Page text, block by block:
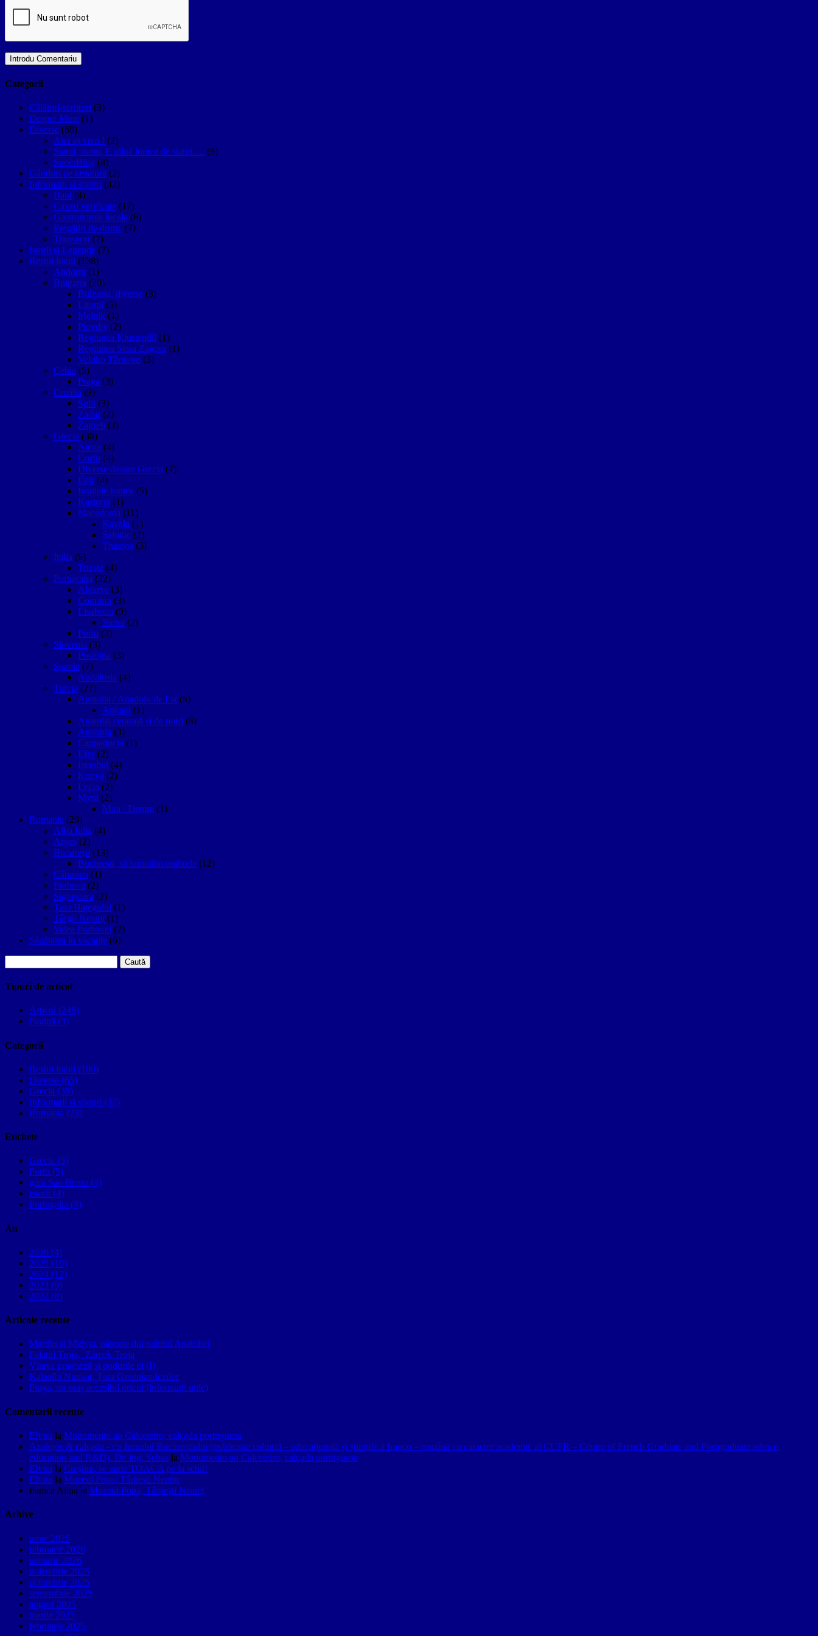
Categorii
Călători-scriitori (3)
Despre Mine (1)
Diverse (69)
Aici aș vrea ! (2)
Statui, statui, E plină lumea de statui…. (9)
SuperBlog (8)
Gânduri pe tastatură (2)
Informatii si sfaturi (42)
Bani (4)
Cazari verificate (17)
Gastronomie locala (6)
Pregătiri de drum. (7)
Transport (7)
Istorii si Legende (7)
Restul lumii (138)
Andorra (1)
Bulgaria (20)
Bulgaria, diverse (3)
Litoral (5)
Melnik (1)
Plovdiv (2)
Regiunea Kiustendil (1)
Regiunea Stara Zagora (1)
Vekiko Târnovo (3)
Cehia (5)
Praga (3)
Croatia (9)
Split (3)
Zadar (2)
Zagreb (3)
Grecia (38)
Atena (4)
Corfu (4)
Diverse despre Grecia (7)
Epir (4)
Insulele Ionice (5)
Kastoria (1)
Macedonia (11)
Kavala (1)
Salonic (2)
Thassos (3)
Italia (6)
Trieste (4)
Portugalia (22)
Algarve (3)
Coimbra (3)
Lisabona (9)
Sintra (2)
Porto (3)
Slovenia (3)
Postojna (3)
Spania (7)
Andalusia (4)
Turcia (27)
Anatolia / Anadolu de Est (5)
Ankara (1)
Anatolia centrală și de nord (6)
Antiohia (3)
Cappadocia (1)
Efes (2)
Istanbul (4)
Konya (2)
Lycia (2)
Myra (2)
Mira / Demre (1)
Romania (29)
Alba Iulia (4)
Argeș (2)
București (13)
București, să luminăm umbrele (12)
Câmpina (1)
Prahova (2)
Sighişoara (2)
Țara Hațegului (1)
Târgu Neamţ (1)
Valea Prahovei (2)
Sănătatea în vacanțe (6)
după:
Tipuri de articol
Articol (249)
Pagină (3)
Categorii
Restul lumii (100)
Diverse (65)
Grecia (38)
Informatii si sfaturi (37)
Romania (28)
Etichete
Grecia (5)
Porto (5)
gara Sao Bento (4)
istorii (4)
Portugalia (4)
An
2026 (4)
2025 (10)
2024 (12)
2023 (9)
2022 (8)
Articole recente
Mardin și Midyat, născute din nahitul Anatoliei
Palatul Troja, Zámek Troja
Vltava pragheză și podurile ei (I)
Kalaallit Nunaat, Țara Groenlandezilor
Praga, un oraș accesibil oricui (informații utile)
Comentarii recente
Elvira la Monumento ao Calceteiro, calçada portuguesa
Azulejos & calçada - cu Jurnalul Bucureștiului (publicație cultural – educațională și științifică franco – română cu caracter academic al CUFR – Centre of French Graduate and Postgraduate advice,
education and R&D). Dr. ing. Sebas la Monumento ao Calceteiro, calçada portuguesa
Elvira la Creştini, se aude TOACA pe la schit!
Elvira la Muzeul Popa, Târpeşti Neamţ
Panica Alina la Muzeul Popa, Târpeşti Neamţ
Arhive
iunie 2026
februarie 2026
ianuarie 2026
noiembrie 2025
octombrie 2025
septembrie 2025
august 2025
martie 2025
februarie 2025